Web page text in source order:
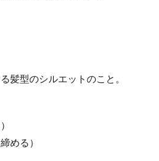
髪型のシルエットのこと。
める）